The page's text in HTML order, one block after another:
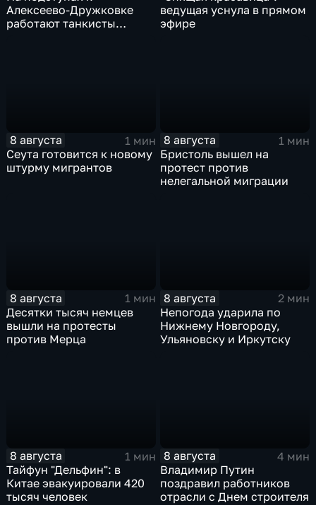
Алексеево-Дружковке
работают танкисты
ведущая уснула в прямом
эфире
8 августа
1 мин
Сеута готовится к новому
штурму мигрантов
8 августа
1 мин
Бристоль вышел на
протест против
нелегальной миграции
8 августа
1 мин
Десятки тысяч немцев
вышли на протесты
против Мерца
8 августа
2 мин
Непогода ударила по
Нижнему Новгороду,
Ульяновску и Иркутску
8 августа
1 мин
Тайфун "Дельфин": в
Китае эвакуировали 420
тысяч человек
8 августа
4 мин
Владимир Путин
поздравил работников
отрасли с Днем строителя